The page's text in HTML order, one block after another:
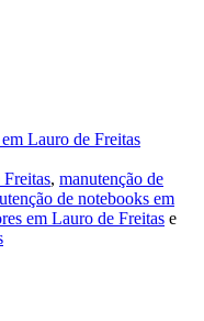
Lauro de Freitas
, manutenção de
de notebooks em
em Lauro de Freitas e